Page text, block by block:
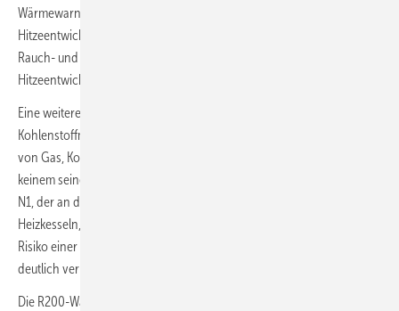
Wärmewarnmelder zum Einsatz kommen, die bei starker
Hitzeentwicklung warnen. Der R200ST-N1 erkennt als kombinierter
Rauch- und Wärmewarnmelder sowohl Rauch- als auch
Hitzeentwicklung.
Eine weitere Gefahrenquelle im Haushalt ist das giftige
Kohlenstoffmonoxid (CO), das bei der unvollständigen Verbrennung
von Gas, Kohle, Öl und Holz entsteht. Der Mensch kann CO mit
keinem seiner Sinne wahrnehmen. Mit dem CO-Warnmelder R200C-
N1, der an der Wand oder der Decke neben Gasöfen oder -
Heizkesseln, Öl-Heizung oder Kaminofen montiert wird, lässt sich das
Risiko einer lebensgefährlichen Kohlenstoffmonoxid-Vergiftung
deutlich verringern.
Die R200-Warnmelder können ohne zusätzliches Funkmodul